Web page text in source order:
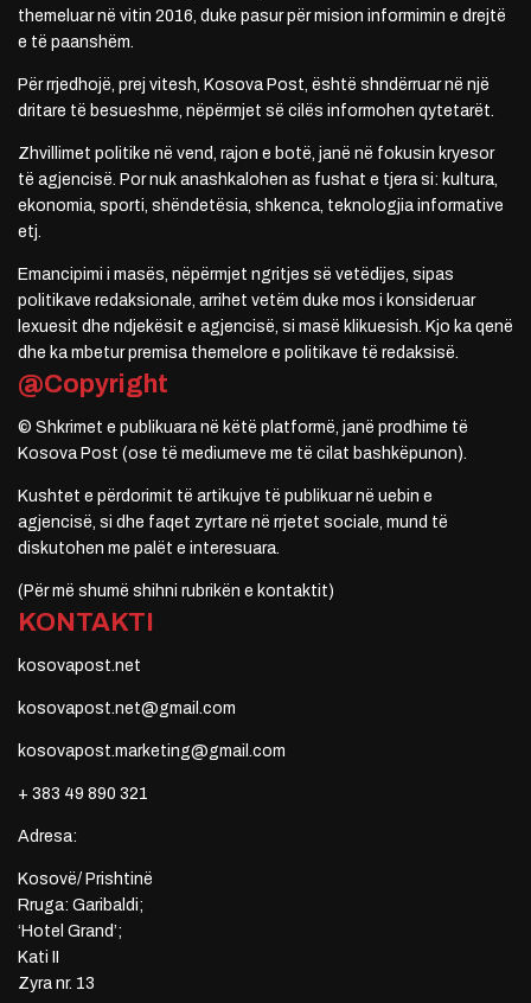
themeluar në vitin 2016, duke pasur për mision informimin e drejtë
e të paanshëm.
Për rrjedhojë, prej vitesh, Kosova Post, është shndërruar në një
dritare të besueshme, nëpërmjet së cilës informohen qytetarët.
Zhvillimet politike në vend, rajon e botë, janë në fokusin kryesor
të agjencisë. Por nuk anashkalohen as fushat e tjera si: kultura,
ekonomia, sporti, shëndetësia, shkenca, teknologjia informative
etj.
Emancipimi i masës, nëpërmjet ngritjes së vetëdijes, sipas
politikave redaksionale, arrihet vetëm duke mos i konsideruar
lexuesit dhe ndjekësit e agjencisë, si masë klikuesish. Kjo ka qenë
dhe ka mbetur premisa themelore e politikave të redaksisë.
@Copyright
© Shkrimet e publikuara në këtë platformë, janë prodhime të
Kosova Post (ose të mediumeve me të cilat bashkëpunon).
Kushtet e përdorimit të artikujve të publikuar në uebin e
agjencisë, si dhe faqet zyrtare në rrjetet sociale, mund të
diskutohen me palët e interesuara.
(Për më shumë shihni rubrikën e kontaktit)
KONTAKTI
kosovapost.net
kosovapost.net@gmail.com
kosovapost.marketing@gmail.com
+ 383 49 890 321
Adresa:
Kosovë/ Prishtinë
Rruga: Garibaldi;
‘Hotel Grand’;
Kati II
Zyra nr. 13